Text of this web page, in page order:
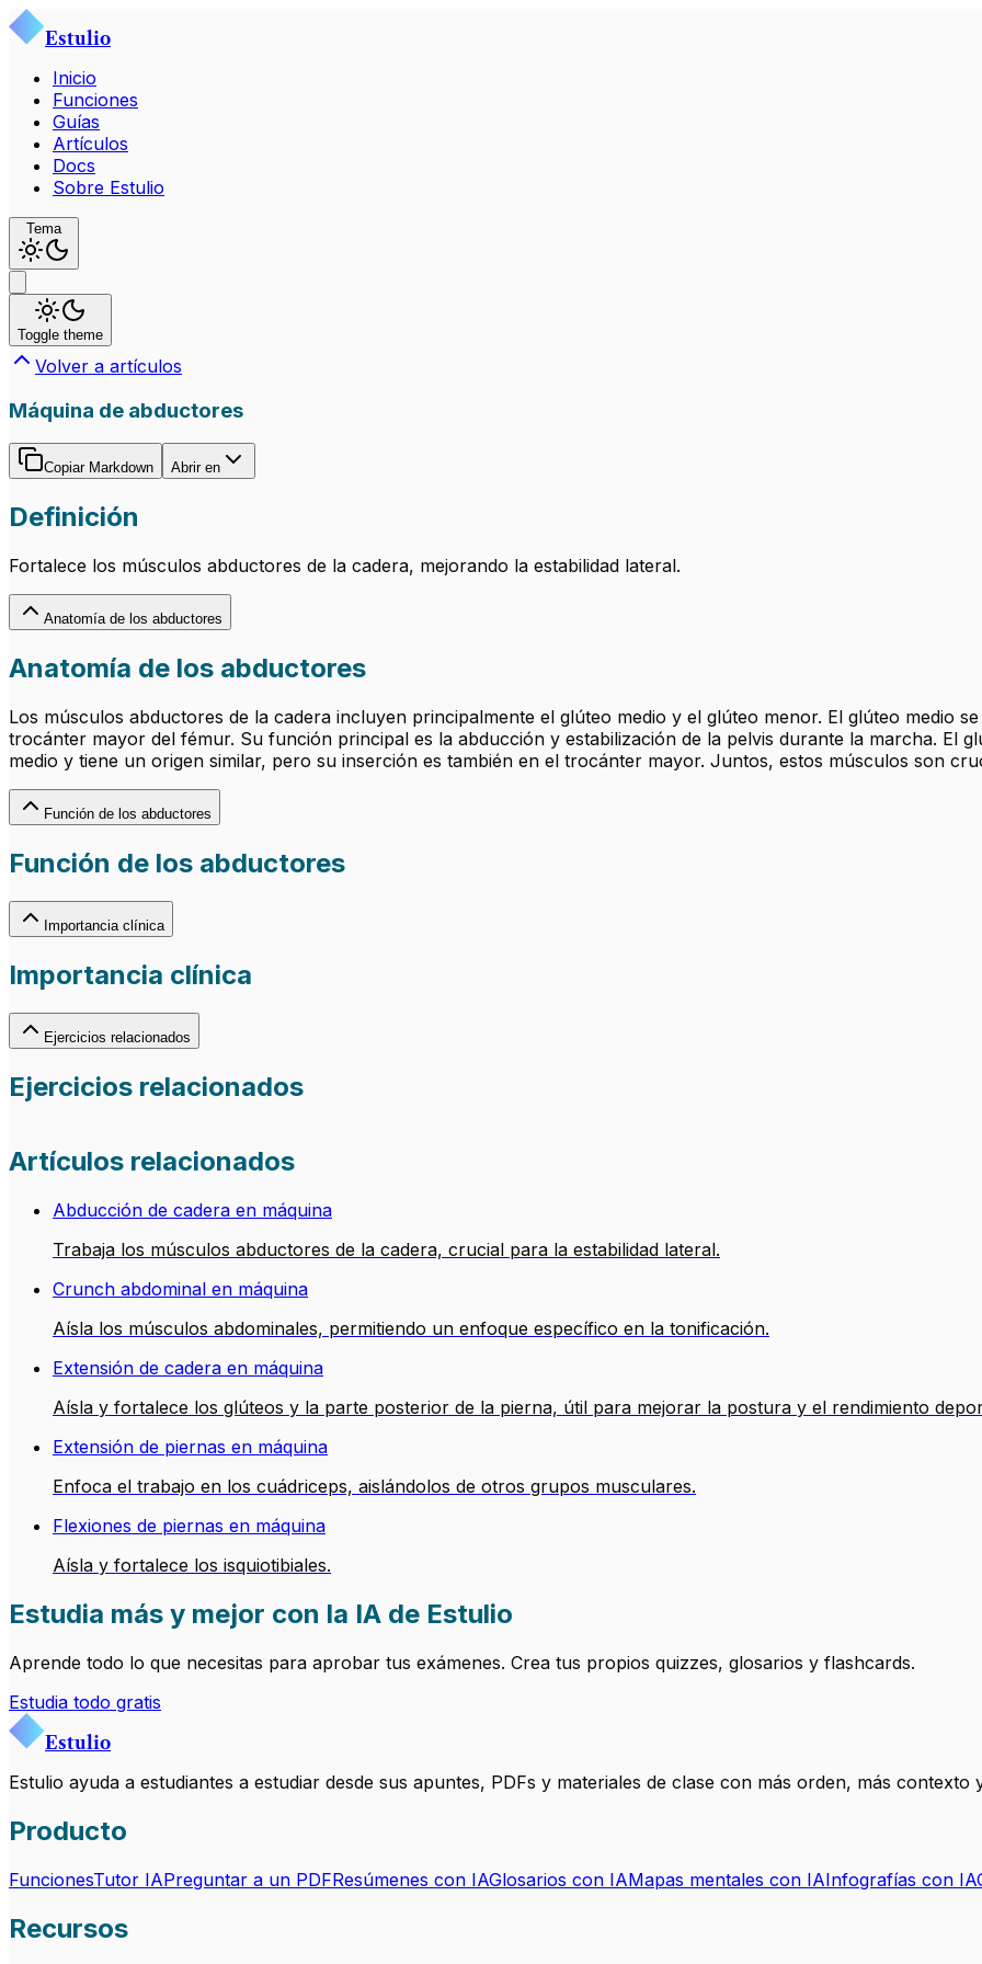
Estulio
Inicio
Funciones
Guías
Artículos
Docs
Sobre Estulio
Tema
Toggle theme
Volver a artículos
Máquina de abductores
Copiar Markdown Abrir en
Definición
Fortalece los músculos abductores de la cadera, mejorando la estabilidad lateral.
Anatomía de los abductores
Anatomía de los abductores
Los músculos abductores de la cadera incluyen principalmente el glúteo medio y el glúteo menor. El glúteo medio
trocánter mayor del fémur. Su función principal es la abducción y estabilización de la pelvis durante la marcha. El
medio y tiene un origen similar, pero su inserción es también en el trocánter mayor. Juntos, estos músculos son
Función de los abductores
Función de los abductores
Importancia clínica
Importancia clínica
Ejercicios relacionados
Ejercicios relacionados
Artículos relacionados
Abducción de cadera en máquina
Trabaja los músculos abductores de la cadera, crucial para la estabilidad lateral.
Crunch abdominal en máquina
Aísla los músculos abdominales, permitiendo un enfoque específico en la tonificación.
Extensión de cadera en máquina
Aísla y fortalece los glúteos y la parte posterior de la pierna, útil para mejorar la postura y el rendimiento
Extensión de piernas en máquina
Enfoca el trabajo en los cuádriceps, aislándolos de otros grupos musculares.
Flexiones de piernas en máquina
Aísla y fortalece los isquiotibiales.
Estudia más y mejor con la IA de Estulio
Aprende todo lo que necesitas para aprobar tus exámenes. Crea tus propios quizzes, glosarios y flashcards.
Estudia todo gratis
Estulio
Estulio ayuda a estudiantes a estudiar desde sus apuntes, PDFs y materiales de clase con más orden, más contexto
Producto
FuncionesTutor IAPreguntar a un PDFResúmenes con IAGlosarios con IAMapas mentales con IAInfografías con IA
Recursos